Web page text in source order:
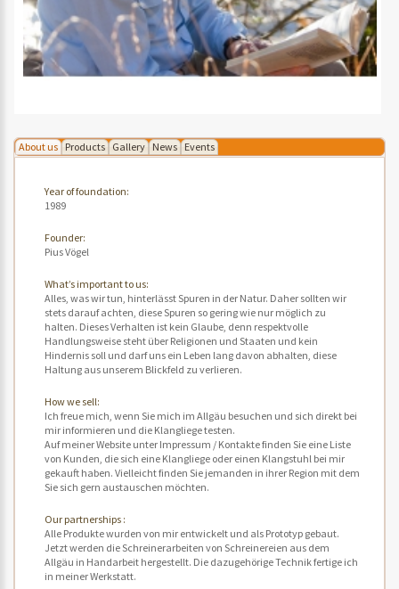
About us Products Gallery News Events
Year of foundation:
1989
Founder:
Pius Vögel
What’s important to us:
Alles, was wir tun, hinterlässt Spuren in der Natur. Daher sollten wir
stets darauf achten, diese Spuren so gering wie nur möglich zu
halten. Dieses Verhalten ist kein Glaube, denn respektvolle
Handlungsweise steht über Religionen und Staaten und kein
Hindernis soll und darf uns ein Leben lang davon abhalten, diese
Haltung aus unserem Blickfeld zu verlieren.
How we sell:
Ich freue mich, wenn Sie mich im Allgäu besuchen und sich direkt bei
mir informieren und die Klangliege testen.
Auf meiner Website unter Impressum / Kontakte finden Sie eine Liste
von Kunden, die sich eine Klangliege oder einen Klangstuhl bei mir
gekauft haben. Vielleicht finden Sie jemanden in ihrer Region mit dem
Sie sich gern austauschen möchten.
Our partnerships :
Alle Produkte wurden von mir entwickelt und als Prototyp gebaut.
Jetzt werden die Schreinerarbeiten von Schreinereien aus dem
Allgäu in Handarbeit hergestellt. Die dazugehörige Technik fertige ich
in meiner Werkstatt.